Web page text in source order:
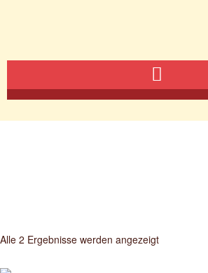
Alle 2 Ergebnisse werden angezeigt